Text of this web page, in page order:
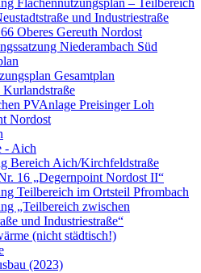
Flächennutzungsplan – Teilbereich
und Industriestraße
Oberes Gereuth Nordost
Niederambach Süd
Gesamtplan
PV­Anlage Preisinger Loh
Nordost
- Aich
Bereich Aich/Kirchfeldstraße
16 „Degernpoint Nordost II“
Teilbereich im Ortsteil Pfrombach
„Teilbereich zwischen
und Industriestraße“
(nicht städtisch!)
(2023)